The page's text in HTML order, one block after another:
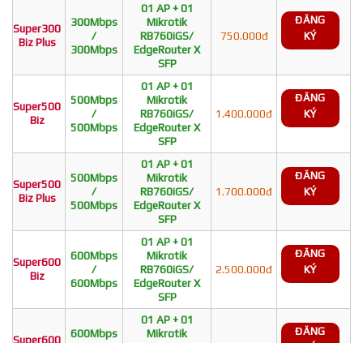
Super300
Biz Plus
300Mbps
/
300Mbps
01 AP + 01
Mikrotik
RB760iGS/
EdgeRouter X
SFP
750.000đ
ĐĂNG
KÝ
Super500
Biz
500Mbps
/
500Mbps
01 AP + 01
Mikrotik
RB760iGS/
EdgeRouter X
SFP
1.400.000đ
ĐĂNG
KÝ
Super500
Biz Plus
500Mbps
/
500Mbps
01 AP + 01
Mikrotik
RB760iGS/
EdgeRouter X
SFP
1.700.000đ
ĐĂNG
KÝ
Super600
Biz
600Mbps
/
600Mbps
01 AP + 01
Mikrotik
RB760iGS/
EdgeRouter X
SFP
2.500.000đ
ĐĂNG
KÝ
Super600
600Mbps
01 AP + 01
Mikrotik
ĐĂNG